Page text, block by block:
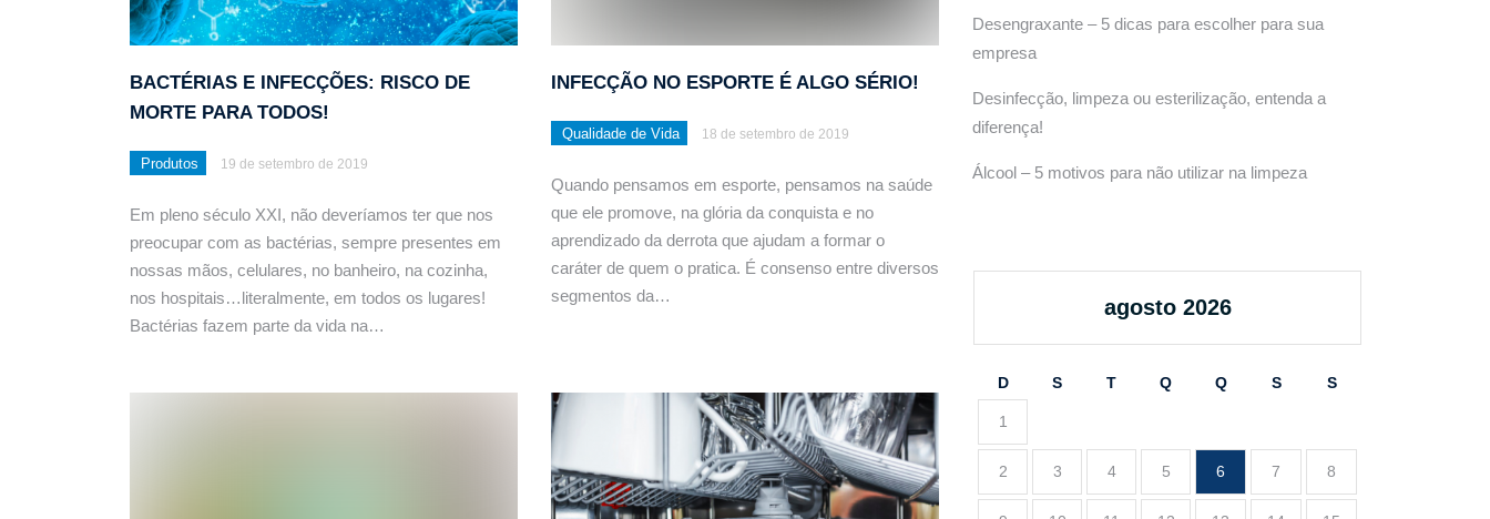
BACTÉRIAS E INFECÇÕES: RISCO DE
MORTE PARA TODOS!
Produtos 19 de setembro de 2019
Em pleno século XXI, não deveríamos ter que nos
preocupar com as bactérias, sempre presentes em
nossas mãos, celulares, no banheiro, na cozinha,
nos hospitais…literalmente, em todos os lugares!
Bactérias fazem parte da vida na…
INFECÇÃO NO ESPORTE É ALGO SÉRIO!
Qualidade de Vida 18 de setembro de 2019
Quando pensamos em esporte, pensamos na saúde
que ele promove, na glória da conquista e no
aprendizado da derrota que ajudam a formar o
caráter de quem o pratica. É consenso entre diversos
segmentos da…
Desengraxante – 5 dicas para escolher para sua
empresa
Desinfecção, limpeza ou esterilização, entenda a
diferença!
Álcool – 5 motivos para não utilizar na limpeza
agosto 2026
D S T Q Q S S
1
2 3 4 5 6 7 8